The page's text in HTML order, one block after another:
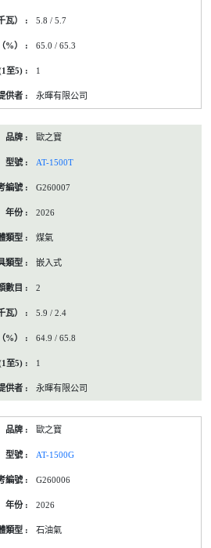
5.8 / 5.7
65.0 / 65.3
1
永暉有限公司
歐之寶
AT-1500T
G260007
2026
煤氣
嵌入式
2
5.9 / 2.4
64.9 / 65.8
1
永暉有限公司
歐之寶
AT-1500G
G260006
2026
石油氣